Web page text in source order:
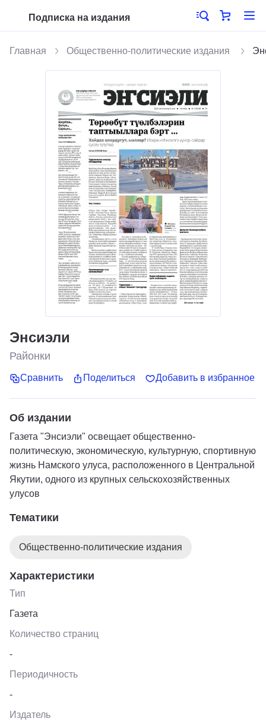
Подписка на издания
Главная Общественно-политические издания
Энсиэли
Районки
Сравнить Поделиться Добавить в избранное
Об издании
Газета "Энсиэли" освещает общественно-
политическую, экономическую, культурную, спортивную
жизнь Намского улуса, расположенного в Центральной
Якутии, одного из крупных сельскохозяйственных
улусов
Тематики
Общественно-политические издания
Характеристики
Тип
Газета
Количество страниц
-
Периодичность
-
Издатель